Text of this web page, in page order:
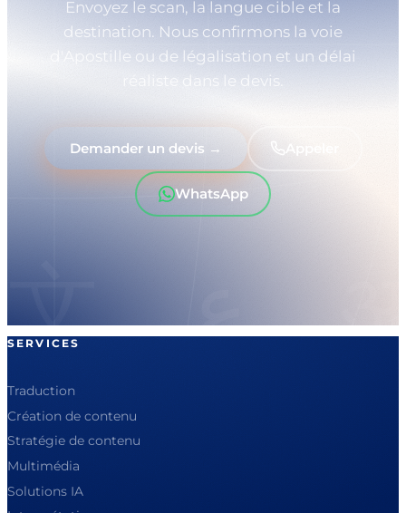
Envoyez le scan, la langue cible et la
destination. Nous confirmons la voie
d'Apostille ou de légalisation et un délai
réaliste dans le devis.
Demander un devis → Appeler
WhatsApp
SERVICES
Traduction
Création de contenu
Stratégie de contenu
Multimédia
Solutions IA